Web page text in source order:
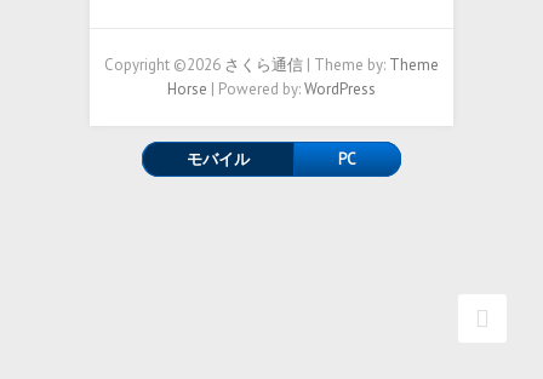
Copyright ©2026 さくら通信 | Theme by: Theme
Horse | Powered by:WordPress
モバイル PC